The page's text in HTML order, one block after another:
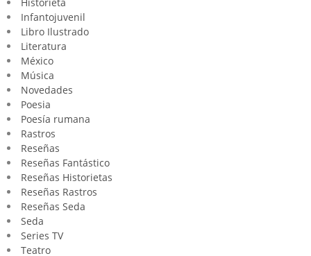
Historieta
Infantojuvenil
Libro Ilustrado
Literatura
México
Música
Novedades
Poesia
Poesía rumana
Rastros
Reseñas
Reseñas Fantástico
Reseñas Historietas
Reseñas Rastros
Reseñas Seda
Seda
Series TV
Teatro